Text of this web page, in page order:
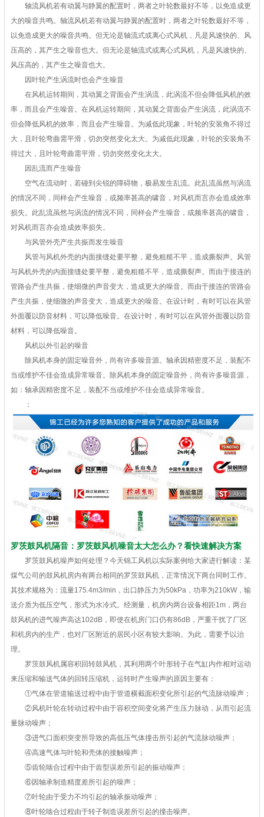
轴流风机若有动翼与静翼的配置时，两者之叶轮数最好不等，以免造成更
大的噪音共鸣。轴流风机若有动翼与静翼的配置时，两者之叶轮数最好不等，
以免造成更大的噪音共鸣。但无论是轴流式或离心式风机，凡是风速快的、风
压高的，其产生之噪音也大。但无论是轴流式或离心式风机，凡是风速快的、
风压高的，其产生之噪音也大。
因叶轮产生涡流时也会产生噪音
在风机运转期间，其动翼之背面会产生涡流，此涡流不但会降低风机的效
率，而且会产生噪音。在风机运转期间，其动翼之背面会产生涡流，此涡流不
但会降低风机的效率，而且会产生噪音。为减低此现象，叶轮的安装角不得过
大，且叶轮弯曲需平滑，切勿突然变化太大。为减低此现象，叶轮的安装角不
得过大，且叶轮弯曲需平滑，切勿突然变化太大。
因乱流而产生噪音
空气在流动时，若碰到尖锐的障碍物，极易发生乱流。此乱流虽然与涡流
的情况不同，同样会产生噪音，或频率甚高的啸音，对风机而言亦会造成效率
损失。此乱流虽然与涡流的情况不同，同样会产生噪音，或频率甚高的啸音，
对风机而言亦会造成效率损失。
与风管外壳产生共振而发生噪音
风管与风机外壳的内面接缝处要平整，避免粗糙不平，造成撕裂声。风管
与风机外壳的内面接缝处要平整，避免粗糙不平，造成撕裂声。而由于接连的
管路会产生共振，使细微的声音变大，造成更大的噪音。而由于接连的管路会
产生共振，使细微的声音变大，造成更大的噪音。在设计时，有时可以在风管
外面覆以防音材料，可以降低噪音。在设计时，有时可以在风管外面覆以防音
材料，可以降低噪音。
风机以外引起的噪音
除风机本身的固定噪音外，尚有许多噪音源。轴承因精密度不足，装配不
当或维护不佳会造成异常噪音。除风机本身的固定噪音外，尚有许多噪音源，
如：轴承因精密度不足，装配不当或维护不佳会造成异常噪音。
：
罗茨鼓风机隔音：罗茨鼓风机噪音太大怎么办？看快速解决方案
罗茨鼓风机噪声如何处理？今天锦工风机以实际案例给大家进行解读：某
煤气公司的鼓风机房内有两台相同的罗茨鼓风机，正常情况下两台同时工作。
其技术规格为：流量175.4m3/min，出口静压力为50kPa，功率为210kW，输
送介质为低压空气，形式为水冷式。经测量，机房内两台设备相距1m，两台
鼓风机的进气噪声高达102dB，即使在机房门口仍有86dB，严重干扰了厂区
和机房内的生产，也对厂区附近的居民小区有较大影响。为此，需要予以治
理。
罗茨鼓风机属容积回转鼓风机，其利用两个叶形转子在气缸内作相对运动
来压缩和输送气体的回转压缩机，运转时产生噪声的原因主要有：
①气体在管道输送过程中由于管道横截面积变化所引起的气流脉动噪声；
②风机叶轮在转动过程中由于容积空间变化将产生压力脉动，从而引起流
量脉动噪声；
③进气口面积突变所导致的高低压气体撞击所引起的气流脉动噪声；
④高速气体与叶轮和壳体的接触噪声；
⑤齿轮啮合过程中由于齿型误差所引起的振动噪声；
⑥因轴承制造精度差所引起的噪声；
⑦叶轮由于受力不均引起的轴承振动噪声；
⑧叶轮啮合过程由于转子制造误差所引起的撞击噪声。